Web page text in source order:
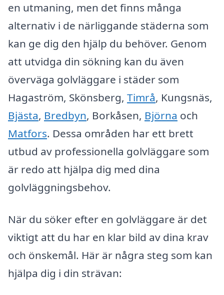
en utmaning, men det finns många
alternativ i de närliggande städerna som
kan ge dig den hjälp du behöver. Genom
att utvidga din sökning kan du även
överväga golvläggare i städer som
Hagaström, Skönsberg, Timrå, Kungsnäs,
Bjästa, Bredbyn, Borkåsen, Björna och
Matfors. Dessa områden har ett brett
utbud av professionella golvläggare som
är redo att hjälpa dig med dina
golvläggningsbehov.
När du söker efter en golvläggare är det
viktigt att du har en klar bild av dina krav
och önskemål. Här är några steg som kan
hjälpa dig i din strävan: